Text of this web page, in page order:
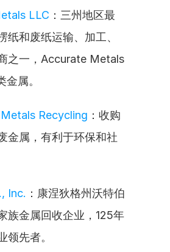
LLC ：三州地区最
纸和废纸运输、加工、
之一，Accurate Metals
属。
Recycling ：收购
金属，有利于环保和社
Inc. ：康涅狄格州沃特伯
族金属回收企业，125年
领先者。